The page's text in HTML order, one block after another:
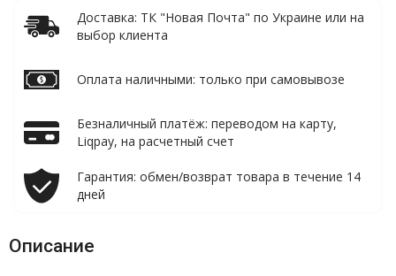
Доставка: ТК "Новая Почта" по Украине или на
выбор клиента
Оплата наличными: только при самовывозе
Безналичный платёж: переводом на карту,
Liqpay, на расчетный счет
Гарантия: обмен/возврат товара в течение 14
дней
Описание